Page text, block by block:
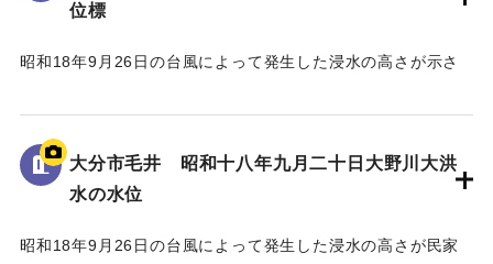
位標
昭和18年9月26日の台風によって発生した浸水の高さが示さ
水位は看板の上にある水平の棒の位置であり、地面から3.5 m
の高さがある。
｜固有コード:00481082
大分市毛井 昭和十八年九月二十日大野川大洪
水の水位
昭和18年9月26日の台風によって発生した浸水の高さが民家